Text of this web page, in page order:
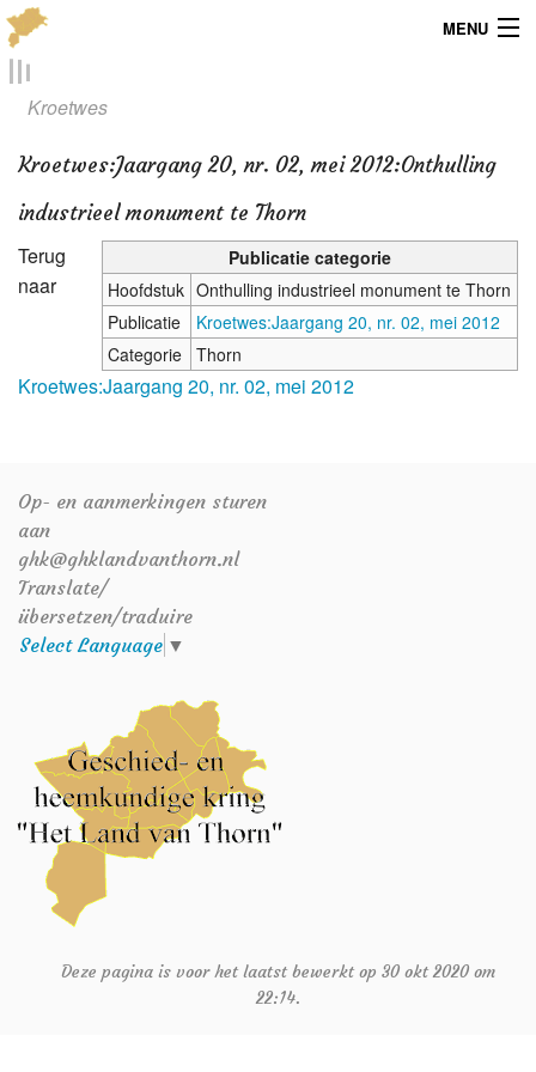
MENU
Menu
Locaties
Kroetwes
Kroetwes:Jaargang 20, nr. 02, mei 2012:Onthulling
industrieel monument te Thorn
Publicatie categorie
Hoofdstuk Onthulling industrieel monument te Thorn
Publicatie
Kroetwes:Jaargang 20, nr. 02, mei 2012
Categorie
Thorn
Terug
naar
Kroetwes:Jaargang 20, nr. 02, mei 2012
Op- en aanmerkingen sturen
aan
ghk@ghklandvanthorn.nl
Translate/
übersetzen/traduire
Select Language ▼
Deze pagina is voor het laatst bewerkt op 30 okt 2020 om
22:14.